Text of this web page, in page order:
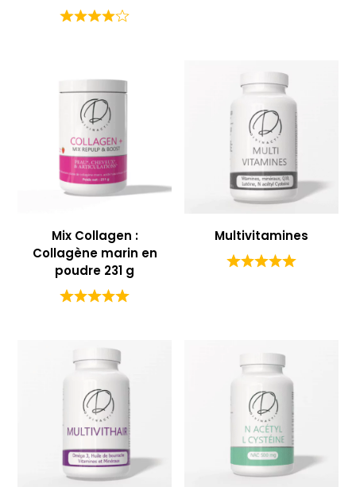
Mix Collagen :
Collagène marin en
poudre 231 g
Multivitamines